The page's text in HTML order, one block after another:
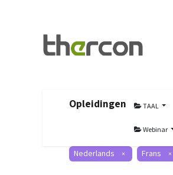
Opleidingen TAAL
Webinar
Nederlands × Frans ×